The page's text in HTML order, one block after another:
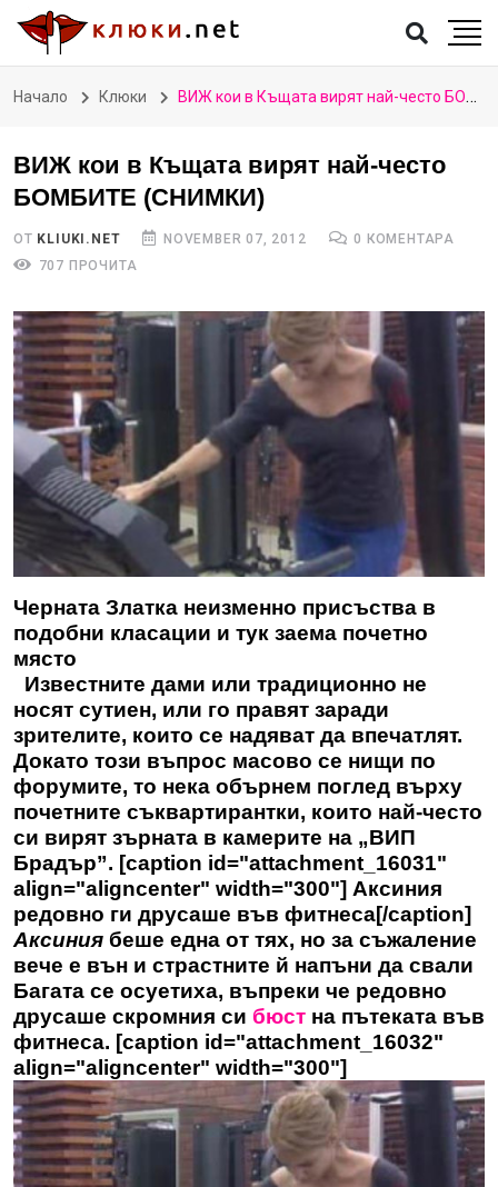
Начало Клюки ВИЖ кои в Къщата вирят най-често БОМБИТЕ (СНИМКИ)
ВИЖ кои в Къщата вирят най-често
БОМБИТЕ (СНИМКИ)
ОТ KLIUKI.NET NOVEMBER 07, 2012
0 КОМЕНТАРА
707 ПРОЧИТА
Черната Златка неизменно присъства в
подобни класации и тук заема почетно
място
Известните дами или традиционно не
носят сутиен, или го правят заради
зрителите, които се надяват да впечатлят.
Докато този въпрос масово се нищи по
форумите, то нека обърнем поглед върху
почетните съквартирантки, които най-често
си вирят зърната в камерите на „ВИП
Брадър”. [caption id="attachment_16031"
align="aligncenter" width="300"] Аксиния
редовно ги друсаше във фитнеса[/caption]
Аксиния беше една от тях, но за съжаление
вече е вън и страстните й напъни да свали
Багата се осуетиха, въпреки че редовно
друсаше скромния си бюст на пътеката във
фитнеса. [caption id="attachment_16032"
align="aligncenter" width="300"]